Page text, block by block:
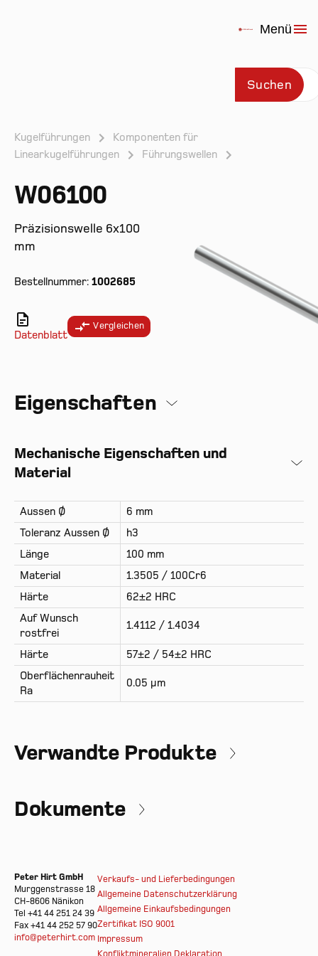
Menü
Suchen
Kugelführungen
Komponenten für
Linearkugelführungen
Führungswellen
W06100
Präzisionswelle 6x100
mm
Bestellnummer: 1002685
Datenblatt
Vergleichen
Eigenschaften
Mechanische Eigenschaften und
Material
Aussen Ø
6 mm
Toleranz Aussen Ø
h3
Länge
100 mm
Material
1.3505 / 100Cr6
Härte
62±2 HRC
Auf Wunsch
rostfrei
1.4112 / 1.4034
Härte
57±2 / 54±2 HRC
Oberflächenrauheit
Ra
0.05 µm
Verwandte Produkte
Dokumente
Peter Hirt GmbH
Murggenstrasse 18
CH-8606 Nänikon
Tel +41 44 251 24 39
Fax +41 44 252 57 90
info@peterhirt.com
Verkaufs- und Lieferbedingungen
Allgemeine Datenschutzerklärung
Allgemeine Einkaufsbedingungen
Zertifikat ISO 9001
Impressum